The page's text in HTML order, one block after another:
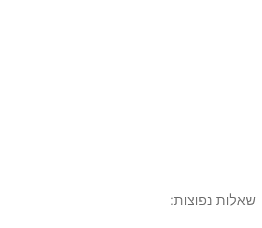
שאלות נפוצות: